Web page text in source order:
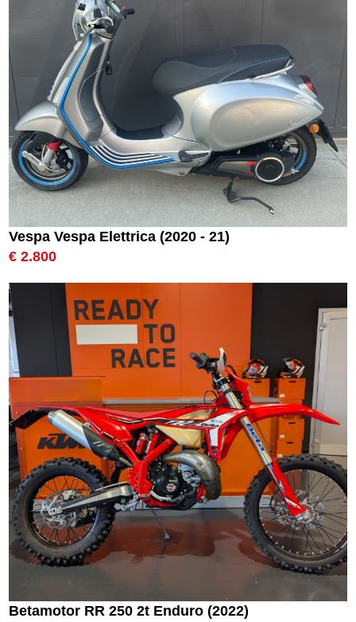
Vespa Vespa Elettrica (2020 - 21)
€ 2.800
Betamotor RR 250 2t Enduro (2022)